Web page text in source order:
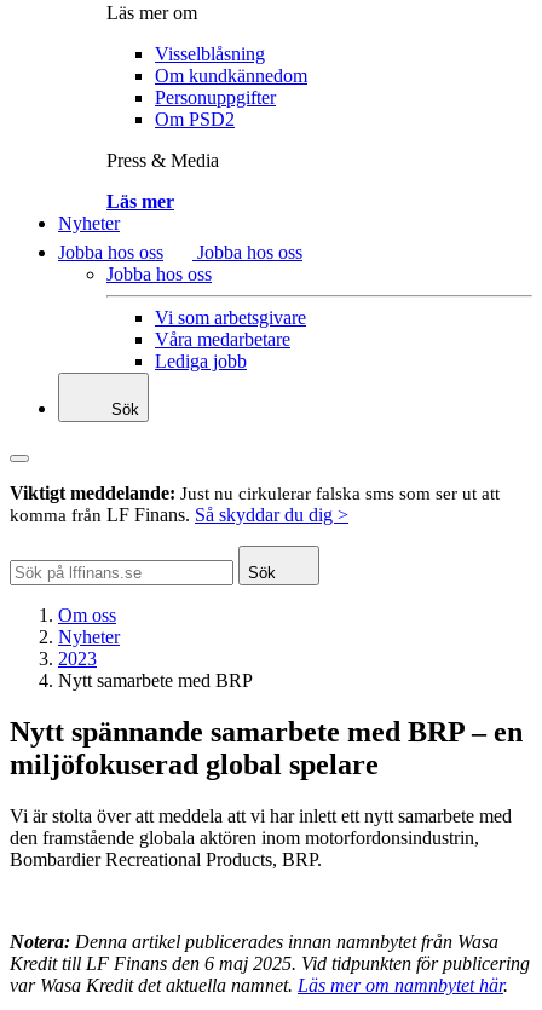
Läs mer om
Visselblåsning
Om kundkännedom
Personuppgifter
Om PSD2
Press & Media
Läs mer
Nyheter
Jobba hos oss
Jobba hos oss
Jobba hos oss
Vi som arbetsgivare
Våra medarbetare
Lediga jobb
Sök
Viktigt meddelande: Just nu cirkulerar falska sms som ser ut att
komma från LF Finans. Så skyddar du dig >
Sök
Om oss
Nyheter
2023
Nytt samarbete med BRP
Nytt spännande samarbete med BRP – en
miljöfokuserad global spelare
Vi är stolta över att meddela att vi har inlett ett nytt samarbete med
den framstående globala aktören inom motorfordonsindustrin,
Bombardier Recreational Products, BRP.
Notera: Denna artikel publicerades innan namnbytet från Wasa
Kredit till LF Finans den 6 maj 2025. Vid tidpunkten för publicering
var Wasa Kredit det aktuella namnet. Läs mer om namnbytet här.